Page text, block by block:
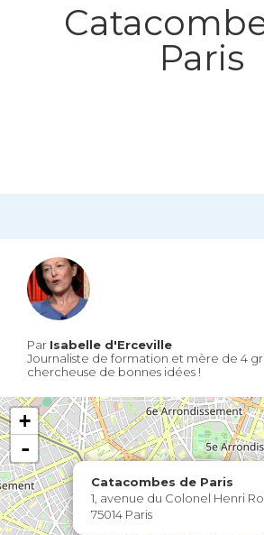
Paris
Par Isabelle d'Erceville
Journaliste de formation et mère de 4
chercheuse de bonnes idées !
Catacombes de Paris
1, avenue du Colonel Henri
75014 Paris
+
-